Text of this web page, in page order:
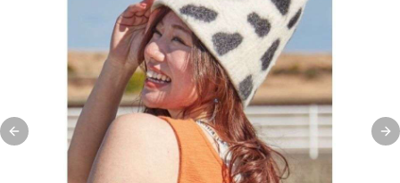
Previous slide